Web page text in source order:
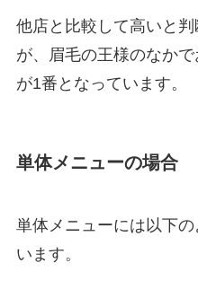
他店と比較して高いと
が、眉毛の王様のなか
が1番となっています。
単体メニューの場合
単体メニューには以下
います。